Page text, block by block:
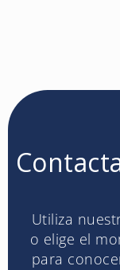
Utiliza
o elige el
para